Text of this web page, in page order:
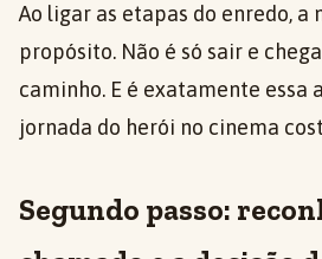
Ao ligar as etapas do enredo, a
propósito. Não é só sair e
caminho. E é exatamente essa
jornada do herói no cinema
Segundo passo: